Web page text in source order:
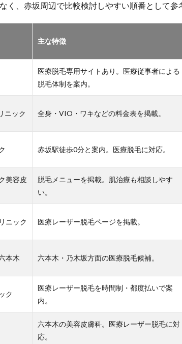
く、赤坂周辺で比較検討しやすい順番として参
主な特徴
医療脱毛専用サイトあり。医療従事者による
脱毛体制を案内。
ニック 全身・VIO・ワキなどの料金表を掲載。
赤坂駅徒歩0分と案内。医療脱毛に対応。
美容皮
脱毛メニューを掲載。肌治療も相談しやす
い。
ニック 医療レーザー脱毛ページを掲載。
本木 六本木・乃木坂方面の医療脱毛候補。
ク
医療レーザー脱毛を時間制・都度払いで案
内。
六本木の美容皮膚科。医療レーザー脱毛に対
応。